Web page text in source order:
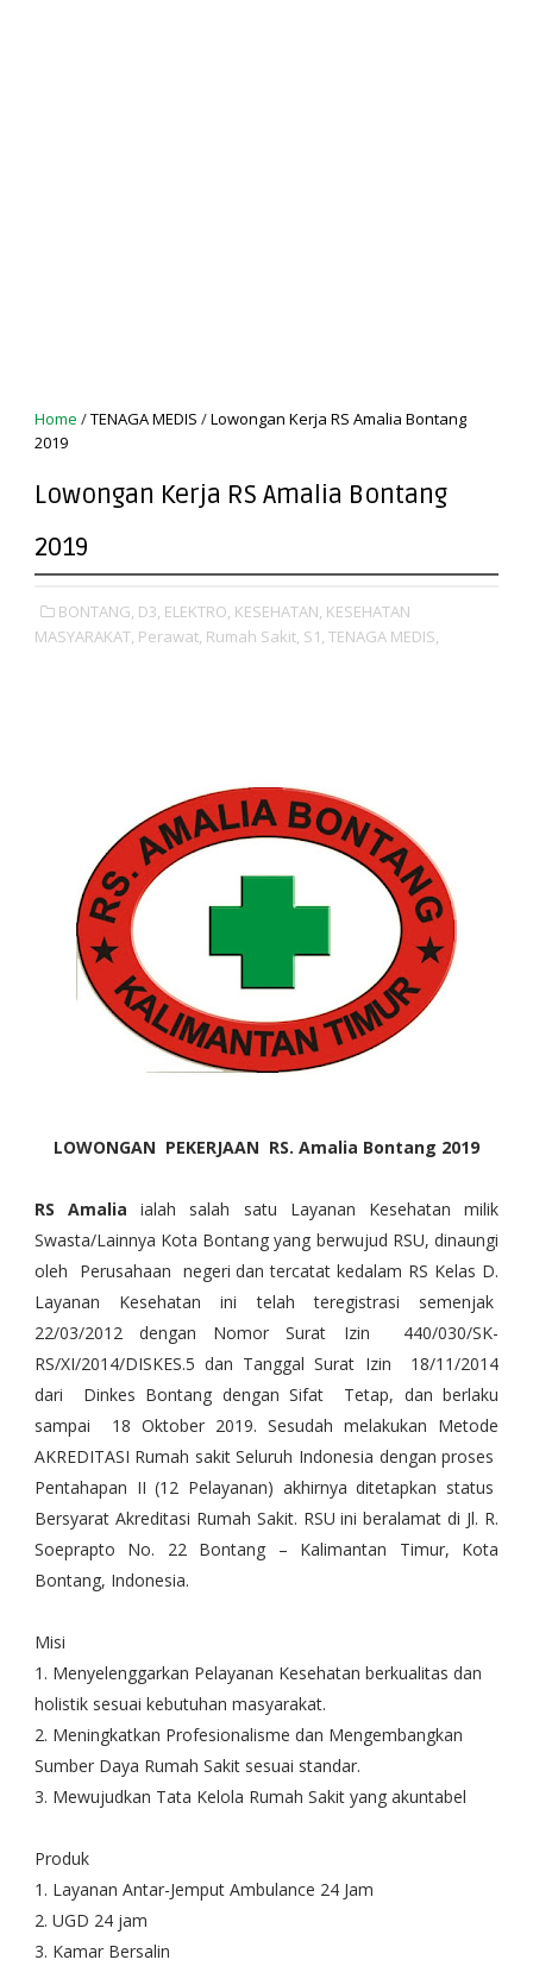
Home /TENAGA MEDIS /Lowongan Kerja RS Amalia Bontang
2019
Lowongan Kerja RS Amalia Bontang
2019
BONTANG, D3, ELEKTRO, KESEHATAN, KESEHATAN
MASYARAKAT, Perawat, Rumah Sakit, S1, TENAGA MEDIS,
LOWONGAN PEKERJAAN RS. Amalia Bontang 2019
RS Amaliaialah salah satu Layanan Kesehatan milik
Swasta/Lainnya Kota Bontang yang berwujud RSU, dinaungi
oleh Perusahaan negeri dan tercatat kedalam RS Kelas D.
Layanan Kesehatan ini telah teregistrasi semenjak
22/03/2012 dengan Nomor Surat Izin 440/030/SK-
RS/XI/2014/DISKES.5 dan Tanggal Surat Izin 18/11/2014
dari Dinkes Bontang dengan Sifat Tetap, dan berlaku
sampai 18 Oktober 2019. Sesudah melakukan Metode
AKREDITASI Rumah sakit Seluruh Indonesia dengan proses
Pentahapan II (12 Pelayanan) akhirnya ditetapkan status
Bersyarat Akreditasi Rumah Sakit. RSU ini beralamat di Jl. R.
Soeprapto No. 22 Bontang – Kalimantan Timur, Kota
Bontang, Indonesia.
Misi
1. Menyelenggarkan Pelayanan Kesehatan berkualitas dan
holistik sesuai kebutuhan masyarakat.
2. Meningkatkan Profesionalisme dan Mengembangkan
Sumber Daya Rumah Sakit sesuai standar.
3. Mewujudkan Tata Kelola Rumah Sakit yang akuntabel
Produk
1. Layanan Antar-Jemput Ambulance 24 Jam
2. UGD 24 jam
3. Kamar Bersalin